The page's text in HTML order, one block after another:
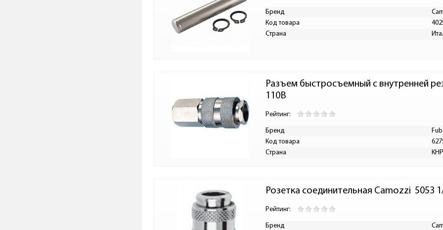
Бренд
Код товара
Страна
Разъем быстросъемный с внутренней
110B
Рейтинг:
Бренд
Код товара
Страна
КНР
Розетка соединительная Camozzi  5053
Рейтинг:
Бренд